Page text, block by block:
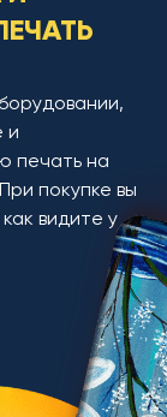
и
печать на
покупке вы
видите у